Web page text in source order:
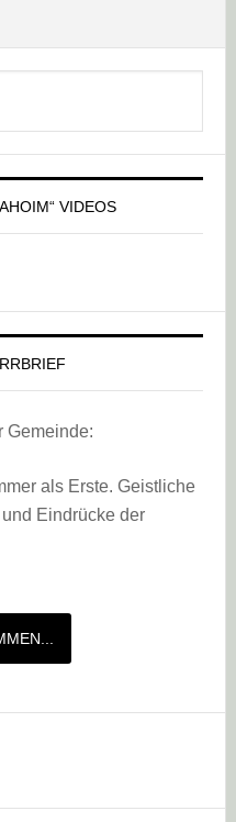
VIDEOS
Gemeinde:
als Erste. Geistliche
Eindrücke der